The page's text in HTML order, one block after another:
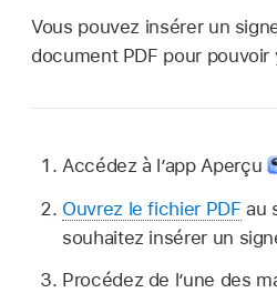
Vous pouvez insérer un
document PDF pour pouvoir
Accédez à l’app Aperçu
Ouvrez le fichier PDF au
souhaitez insérer un
Procédez de l’une des